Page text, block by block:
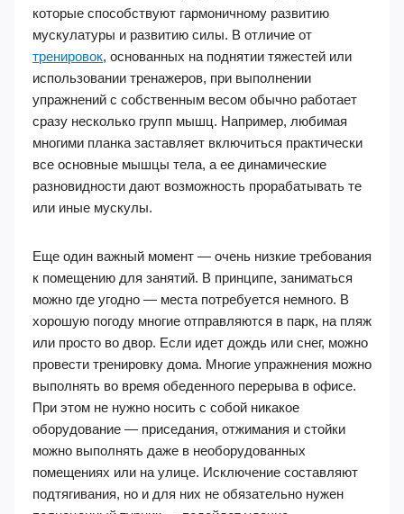
которые способствуют гармоничному развитию
мускулатуры и развитию силы. В отличие от
тренировок, основанных на поднятии тяжестей или
использовании тренажеров, при выполнении
упражнений с собственным весом обычно работает
сразу несколько групп мышц. Например, любимая
многими планка заставляет включиться практически
все основные мышцы тела, а ее динамические
разновидности дают возможность прорабатывать те
или иные мускулы.
Еще один важный момент — очень низкие требования
к помещению для занятий. В принципе, заниматься
можно где угодно — места потребуется немного. В
хорошую погоду многие отправляются в парк, на пляж
или просто во двор. Если идет дождь или снег, можно
провести тренировку дома. Многие упражнения можно
выполнять во время обеденного перерыва в офисе.
При этом не нужно носить с собой никакое
оборудование — приседания, отжимания и стойки
можно выполнять даже в необорудованных
помещениях или на улице. Исключение составляют
подтягивания, но и для них не обязательно нужен